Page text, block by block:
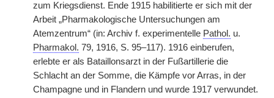
zum Kriegsdienst. Ende 1915 habilitierte er sich mit der
Arbeit „Pharmakologische Untersuchungen am
Atemzentrum“ (in: Archiv f. experimentelle Pathol. u.
Pharmakol. 79, 1916, S. 95–117). 1916 einberufen,
erlebte er als Bataillonsarzt in der Fußartillerie die
Schlacht an der Somme, die Kämpfe vor Arras, in der
Champagne und in Flandern und wurde 1917 verwundet.